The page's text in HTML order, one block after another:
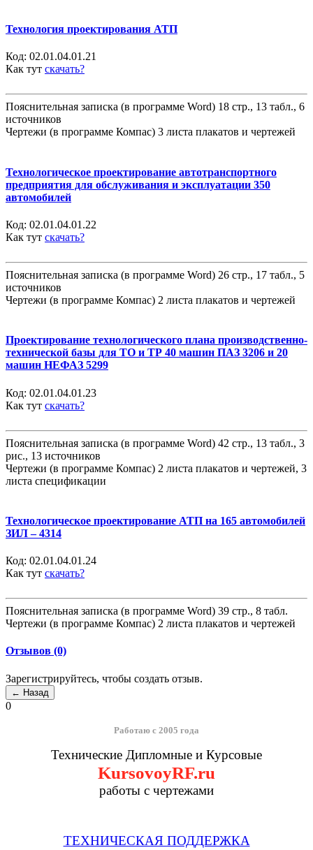
Технология проектирования АТП
Код: 02.01.04.01.21
Как тут скачать?
Пояснительная записка (в программе Word) 18 стр., 13 табл., 6
источников
Чертежи (в программе Компас) 3 листа плакатов и чертежей
Технологическое проектирование автотранспортного
предприятия для обслуживания и эксплуатации 350
автомобилей
Код: 02.01.04.01.22
Как тут скачать?
Пояснительная записка (в программе Word) 26 стр., 17 табл., 5
источников
Чертежи (в программе Компас) 2 листа плакатов и чертежей
Проектирование технологического плана производственно-
технической базы для ТО и ТР 40 машин ПАЗ 3206 и 20
машин НЕФАЗ 5299
Код: 02.01.04.01.23
Как тут скачать?
Пояснительная записка (в программе Word) 42 стр., 13 табл., 3
рис., 13 источников
Чертежи (в программе Компас) 2 листа плакатов и чертежей, 3
листа спецификации
Технологическое проектирование АТП на 165 автомобилей
ЗИЛ – 4314
Код: 02.01.04.01.24
Как тут скачать?
Пояснительная записка (в программе Word) 39 стр., 8 табл.
Чертежи (в программе Компас) 2 листа плакатов и чертежей
Отзывов (0)
Зарегистрируйтесь, чтобы создать отзыв.
0
Работаю с 2005 года
Технические Дипломные и Курсовые
KursovoyRF.ru
работы с чертежами
ТЕХНИЧЕСКАЯ ПОДДЕРЖКА